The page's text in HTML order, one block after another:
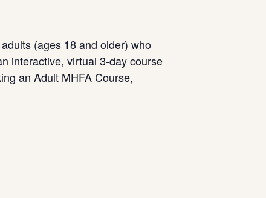
(ages 18 and older) who
interactive, virtual 3-day course
an Adult MHFA Course,